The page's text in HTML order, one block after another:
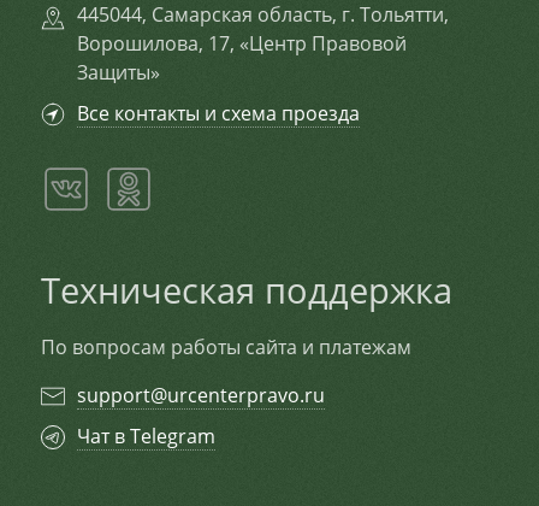
445044, Самарская область, г. Тольятти,
Ворошилова, 17, «Центр Правовой
Защиты»
Все контакты и схема проезда
Техническая поддержка
По вопросам работы сайта и платежам
support@urcenterpravo.ru
Чат в Telegram